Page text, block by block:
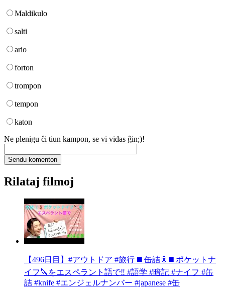
Maldikulo
salti
ario
forton
trompon
tempon
katon
Ne plenigu ĉi tiun kampon, se vi vidas ĝin;)!
Rilataj filmoj
【496日目】#アウトドア #旅行 ◼️ 缶詰🥫◼️ ポケットナ
イフ🔪をエスペラント語で‼️ #語学 #暗記 #ナイフ #缶
詰 #knife #エンジェルナンバー #japanese #缶